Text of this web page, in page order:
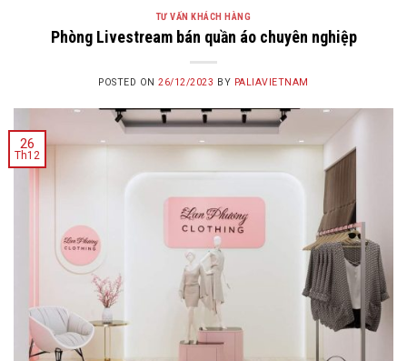
TƯ VẤN KHÁCH HÀNG
Phòng Livestream bán quần áo chuyên nghiệp
POSTED ON26/12/2023 BY PALIAVIETNAM
26
Th12